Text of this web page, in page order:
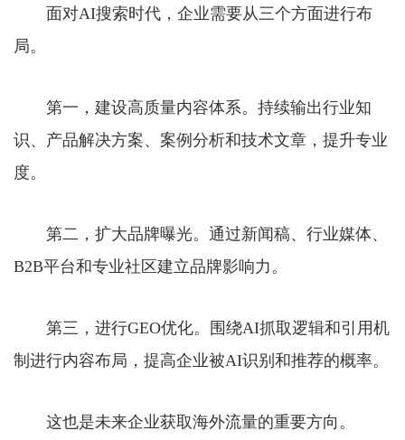
面对AI搜索时代，企业需要从三个方面进行布
局。
第一，建设高质量内容体系。持续输出行业知
识、产品解决方案、案例分析和技术文章，提升专业
度。
第二，扩大品牌曝光。通过新闻稿、行业媒体、
B2B平台和专业社区建立品牌影响力。
第三，进行GEO优化。围绕AI抓取逻辑和引用机
制进行内容布局，提高企业被AI识别和推荐的概率。
这也是未来企业获取海外流量的重要方向。